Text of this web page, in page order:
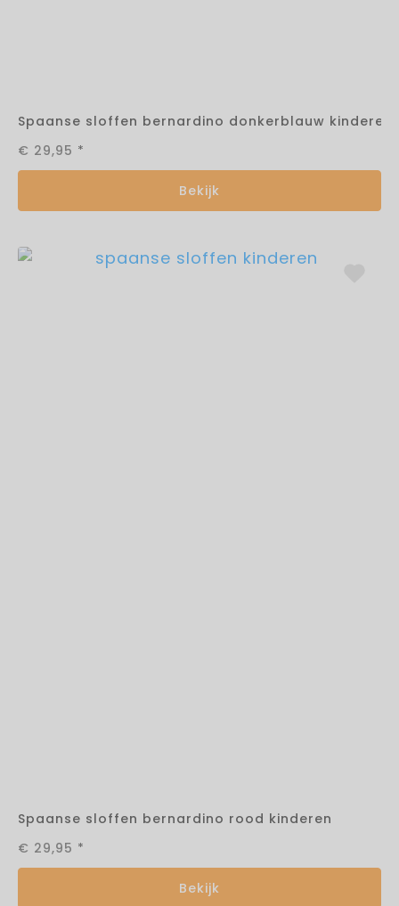
Spaanse sloffen bernardino donkerblauw kinderen
€ 29,95 *
Bekijk
Spaanse sloffen bernardino rood kinderen
€ 29,95 *
Bekijk